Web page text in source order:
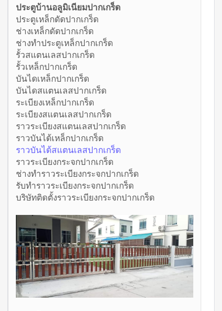
ประตูบ้านอลูมิเนียมปากเกร็ด
ประตูเหล็กดัดปากเกร็ด
ช่างเหล็กดัดปากเกร็ด
ช่างทำประตูเหล็กปากเกร็ด
รั้วสแตนเลสปากเกร็ด
รั้วเหล็กปากเกร็ด
บันไดเหล็กปากเกร็ด
บันไดสแตนเลสปากเกร็ด
ระเบียงเหล็กปากเกร็ด
ระเบียงสแตนเลสปากเกร็ด
ราวระเบียงสแตนเลสปากเกร็ด
ราวบันได้เหล็กปากเกร็ด
ราวบันได้สแตนเลสปากเกร็ด
ราวระเบียงกระจกปากเกร็ด
ช่างทำราวระเบียงกระจกปากเกร็ด
รับทำราวระเบียงกระจกปากเกร็ด
บริษัทติดตั้งราวระเบียงกระจกปากเกร็ด